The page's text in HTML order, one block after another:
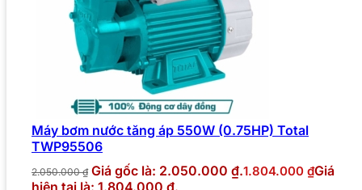
Máy bơm nước tăng áp 550W (0.75HP) Total
TWP95506
2.050.000₫ Giá gốc là: 2.050.000 ₫.1.804.000 ₫Giá
hiện tại là: 1.804.000 ₫.